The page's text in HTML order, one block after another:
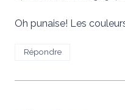
Oh punaise! Les
Répondre